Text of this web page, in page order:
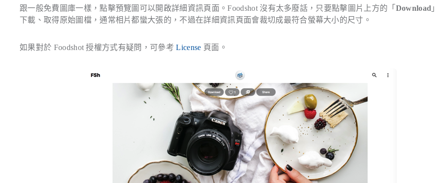
跟一般免費圖庫一樣，點擊預覽圖可以開啟詳細資訊頁面。Foodshot 沒有太多廢話，只要點擊圖片上方的「 Download
下載、取得原始圖檔，通常相片都蠻大張的，不過在詳細資訊頁面會裁切成最符合螢幕大小的尺寸。
如果對於 Foodshot 授權方式有疑問，可參考License 頁面。